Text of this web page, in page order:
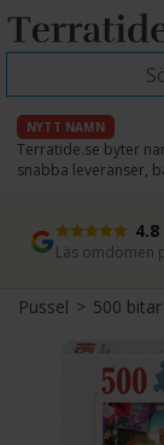
NYTT NAMN
Terratide.se byter
snabba leveranser,
4.8
Läs omdömen
Snabb
Direkt från lager
Pussel>500 bitar